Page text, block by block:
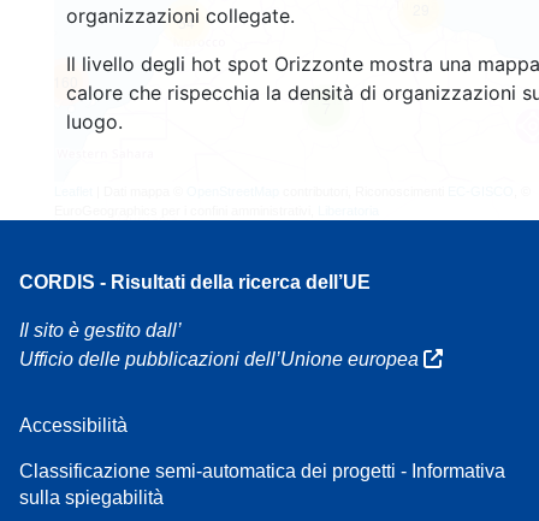
organizzazioni collegate.
Il livello degli hot spot Orizzonte mostra una
calore che rispecchia la densità di organizzazioni
luogo.
7
54
CORDIS - Risultati della ricerca dell’UE
Il sito è gestito dall’
Ufficio delle pubblicazioni dell’Unione europea
Accessibilità
Classificazione semi-automatica dei progetti - Informativa
sulla spiegabilità